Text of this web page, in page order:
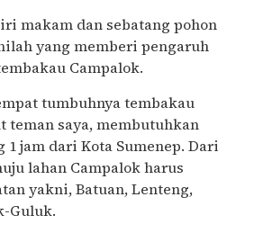
makam dan sebatang pohon
yang memberi pengaruh
Campalok.
tumbuhnya tembakau
teman saya, membutuhkan
jam dari Kota Sumenep. Dari
lahan Campalok harus
yakni, Batuan, Lenteng,
Guluk.